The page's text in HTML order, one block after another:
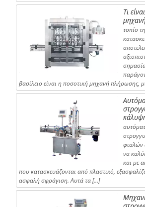
Τι
τοπίο
βασίλειο είναι η ποσοτική μηχανή πλήρωσης,
φιαλών
να
και με
που κατασκευάζονται από πλαστικό,
ασφαλή σφράγιση. Αυτά τα […]